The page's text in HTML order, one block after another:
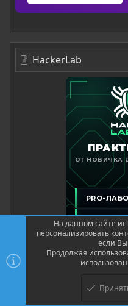
HackerLab
На данном сайте
персонализировать
если Вы
Продолжая